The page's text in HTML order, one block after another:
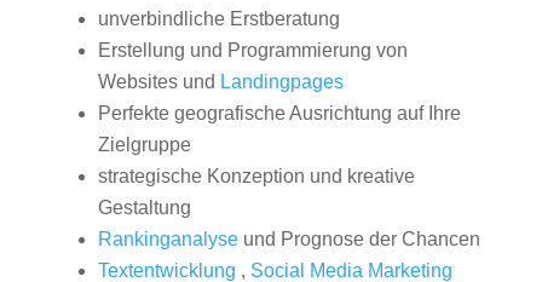
unverbindliche Erstberatung
Erstellung und Programmierung von
Websites und Landingpages
Perfekte geografische Ausrichtung auf Ihre
Zielgruppe
strategische Konzeption und kreative
Gestaltung
Rankinganalyseund Prognose der Chancen
Textentwicklung , Social Media Marketing